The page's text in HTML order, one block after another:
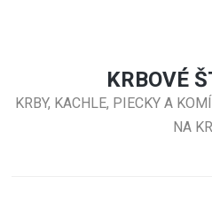
KRBOVÉ
KRBY, KACHLE, PIECKY A
NA